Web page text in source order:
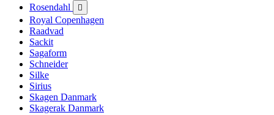
Rosendahl

Royal Copenhagen
Raadvad
Sackit
Sagaform
Schneider
Silke
Sirius
Skagen Danmark
Skagerak Danmark